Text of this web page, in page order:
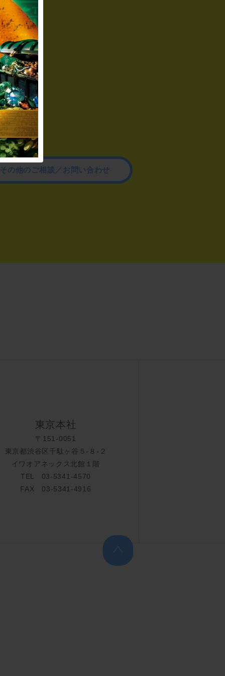
その他のご相談／お問い合わせ
東京本社
〒151-0051
東京都渋谷区千駄ヶ谷５-８-２
イワオアネックス北館１階
TEL 03-5341-4570
FAX 03-5341-4916